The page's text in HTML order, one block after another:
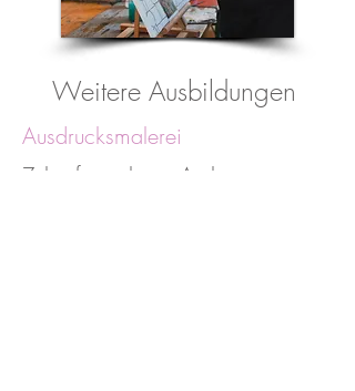
Weitere Ausbildungen
Ausdrucksmalerei
Zukunftswerkstatt Amberg